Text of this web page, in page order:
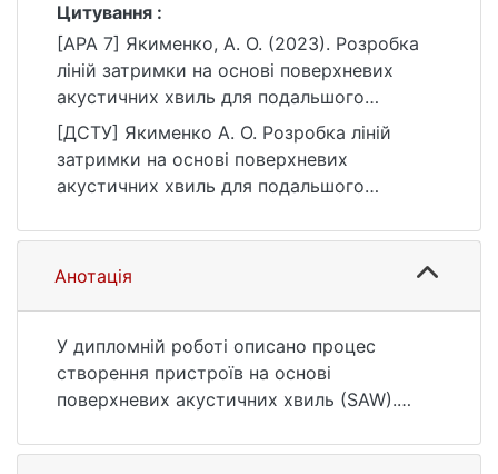
Цитування :
[APA 7] Якименко, А. О. (2023). Розробка
ліній затримки на основі поверхневих
акустичних хвиль для подальшого
застосування у двовимірних пристроях
[Бакалаврська робота, Київський
національний університет імені Тараса
Шевченка]. eKNUTSHIR.
https://ir.library.knu.ua/handle/123456789/48
[ДСТУ] Якименко А. О. Розробка ліній
затримки на основі поверхневих
акустичних хвиль для подальшого
кваліфікаційна робота бакалавра : 10
Природничі науки. Київ, 2023. 36 с. URL:
https://ir.library.knu.ua/handle/123456789/48
Анотація
У дипломній роботі описано процес
створення пристроїв на основі
поверхневих акустичних хвиль (SAW).
шириною штиря 2 мікрони були